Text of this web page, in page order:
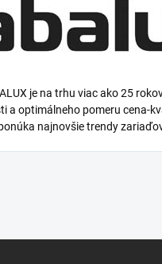
je na trhu viac ako 25
a optimálneho pomeru cena-
najnovšie trendy